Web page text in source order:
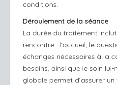
conditions.
Déroulement de la séance
La durée du traitement inclut
rencontre : l’accueil, le
échanges nécessaires à la
besoins, ainsi que le soin
globale permet d’assurer